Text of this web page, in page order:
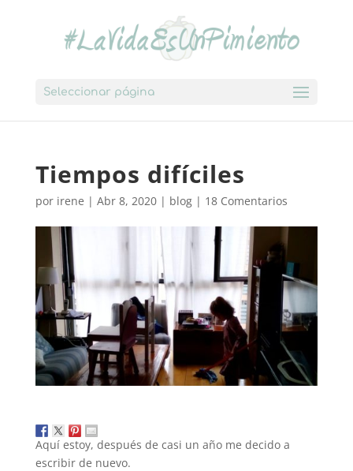
Seleccionar página
Tiempos difíciles
por irene | Abr 8, 2020| blog| 18 Comentarios
Aquí estoy, después de casi un año me decido a
escribir de nuevo.